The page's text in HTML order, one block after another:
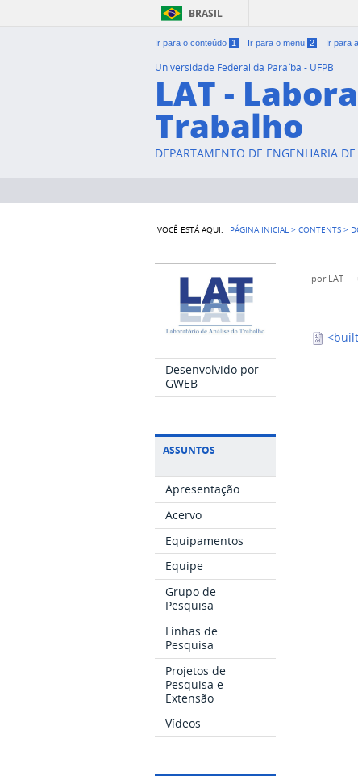
Ir para o conteúdo 1 Ir para o menu 2 Ir para
BRASIL
Universidade Federal da Paraíba - UFPB
LAT -
Trabalho
DEPARTAMENTO DE ENGENHARIA
VOCÊ ESTÁ AQUI: PÁGINA INICIAL >CONTENTS >
Desenvolvido por
GWEB
ASSUNTOS
Apresentação
Acervo
Equipamentos
Equipe
Grupo de
Pesquisa
Linhas de
Pesquisa
Projetos de
Pesquisa e
Extensão
Vídeos
por LAT —